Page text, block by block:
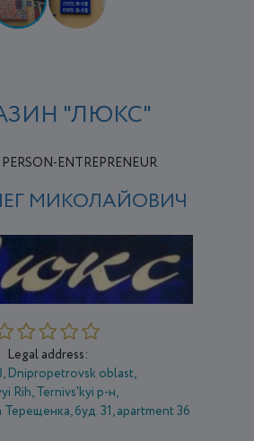
"ЛЮКС"
ENTREPRENEUR
МИКОЛАЙОВИЧ
Legal address:
Dnipropetrovsk oblast,
Rih, Ternivs'kyi р-н,
буд. 31, apartment 36